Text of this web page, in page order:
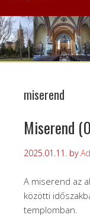
miserend
Miserend
2025.01.11. by
A miserend az
közötti
templomban.